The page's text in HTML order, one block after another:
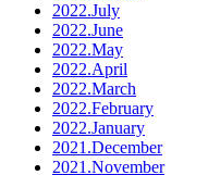
2022.July
2022.June
2022.May
2022.April
2022.March
2022.February
2022.January
2021.December
2021.November